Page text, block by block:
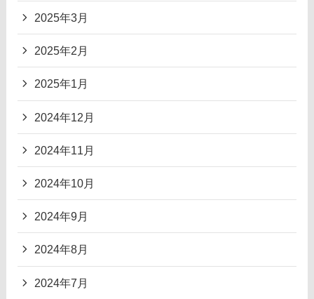
2025年3月
2025年2月
2025年1月
2024年12月
2024年11月
2024年10月
2024年9月
2024年8月
2024年7月